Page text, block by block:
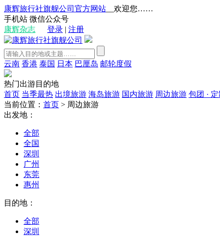
康辉旅行社旗舰公司官方网站 __欢迎您……
手机站 微信公众号
康辉杂志
登录 | 注册
云南 香港 泰国 日本 巴厘岛 邮轮度假
热门出游目的地
首页 当季最热 出境旅游 海岛旅游 国内旅游 周边旅游 包团 ·
当前位置： 首页 > 周边旅游
出发地：
全部
全国
深圳
广州
东莞
惠州
目的地：
全部
深圳